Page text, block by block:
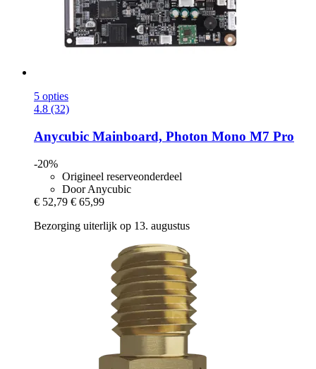
5 opties
4.8 (32)
Anycubic Mainboard, Photon Mono M7 Pro
-20%
Origineel reserveonderdeel
Door Anycubic
€ 52,79 € 65,99
Bezorging uiterlijk op 13. augustus